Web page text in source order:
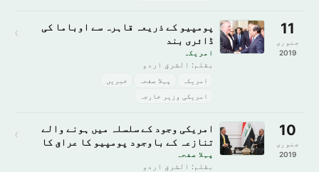
11
جنوری
2019
پومپیو کے ذریعہ قاہرہ سے اوباما کی
ڈائری بند
امريكہ
بقلم: الشرق اردو
امريكہ پہلا صفحہ
خبريں
امریکی وزیر خارجہ
›
10
جنوری
2019
امریکی وجود کے سلسلہ میں ہونے والے
تنازعہ کے باوجود پومپیو کا عراق کا
دورہ
پہلا صفحہ
بقلم: الشرق اردو
›